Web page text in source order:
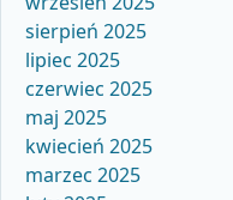
sierpień 2025
lipiec 2025
czerwiec 2025
maj 2025
kwiecień 2025
marzec 2025